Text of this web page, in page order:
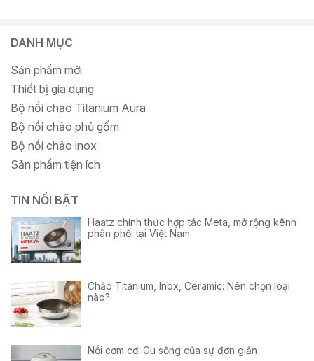
DANH MỤC
Sản phẩm mới
Thiết bị gia dụng
Bộ nồi chảo Titanium Aura
Bộ nồi chảo phủ gốm
Bộ nồi chảo inox
Sản phẩm tiện ích
TIN NỔI BẬT
Haatz chính thức hợp tác Meta, mở rộng kênh
phân phối tại Việt Nam
Chảo Titanium, Inox, Ceramic: Nên chọn loại
nào?
Nồi cơm cơ: Gu sống của sự đơn giản